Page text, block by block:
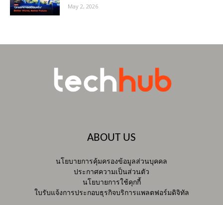
May 2, 2026
ABOUT US
นโยบายการคุ้มครองข้อมูลส่วนบุคคล
ประกาศความเป็นส่วนตัว
นโยบายการใช้คุกกี้
ใบรับแจ้งการประกอบธุรกิจบริการแพลตฟอร์มดิจิทัล